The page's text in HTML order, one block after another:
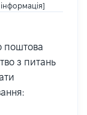
поштова
з питань